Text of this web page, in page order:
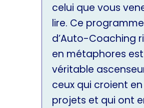
celui que vous
lire. Ce programme
d’Auto-Coaching
en métaphores
véritable
ceux qui croient
projets et qui ont